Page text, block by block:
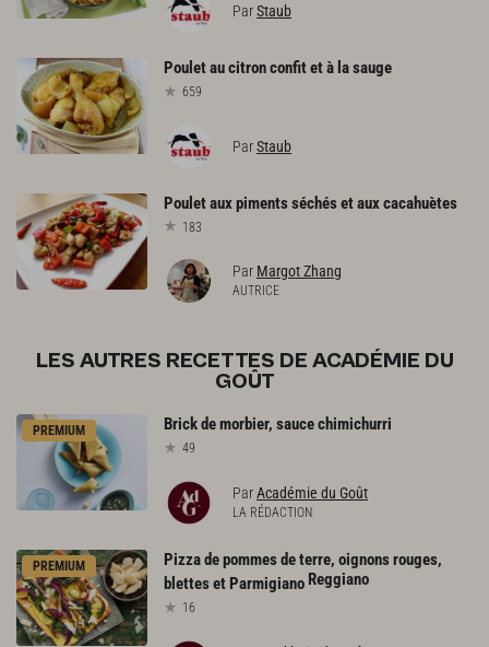
ParStaub
Pouletaucitronconfitetà lasauge
659
ParStaub
Pouletauxpimentsséchésetauxcacahuètes
183
Par Margot Zhang
AUTRICE
LES AUTRES RECETTES DE ACADÉMIE DU
GOÛT
PREMIUM Brickdemorbier, saucechimichurri
49
ParAcadémie du Goût
LA RÉDACTION
PREMIUM
Pizza de pommes de terre, oignons rouges,
blettes et Parmigiano Reggiano
16